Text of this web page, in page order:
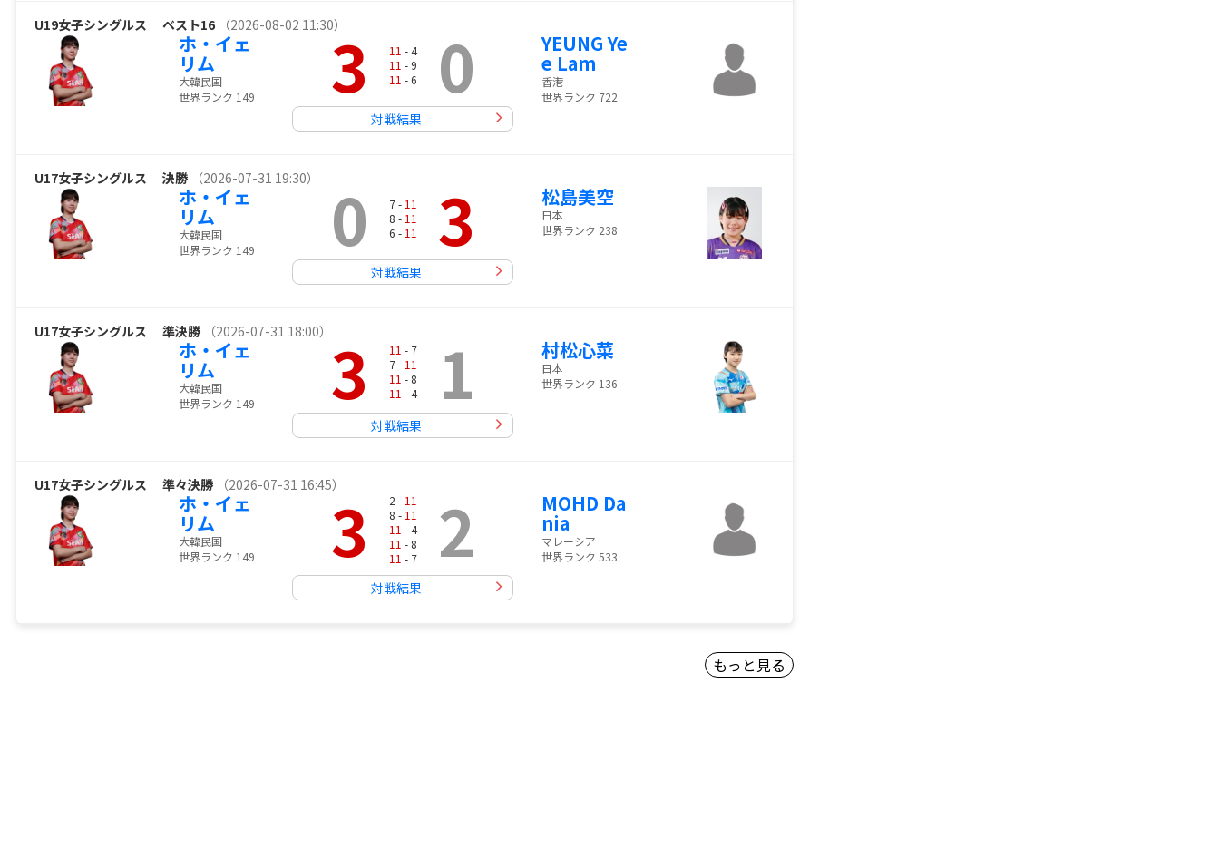
U19女子シングルス ベスト16 （2026-08-02 11:30）
ホ・イェ
リム
大韓民国
世界ランク 149
3 11 - 4
11 - 9
11 - 6 0
対戦結果
YEUNG Ye
e Lam
香港
世界ランク 722
U17女子シングルス 決勝 （2026-07-31 19:30）
ホ・イェ
リム
大韓民国
世界ランク 149
0 7 - 11
8 - 11
6 - 11 3
対戦結果
松島美空
日本
世界ランク 238
U17女子シングルス 準決勝 （2026-07-31 18:00）
ホ・イェ
リム
大韓民国
世界ランク 149
3 11 - 7
7 - 11
11 - 8
11 - 4 1
対戦結果
村松心菜
日本
世界ランク 136
U17女子シングルス 準々決勝 （2026-07-31 16:45）
ホ・イェ
リム
大韓民国
世界ランク 149
3 2 - 11
8 - 11
11 - 4
11 - 8
11 - 7 2
対戦結果
MOHD Da
nia
マレーシア
世界ランク 533
もっと見る